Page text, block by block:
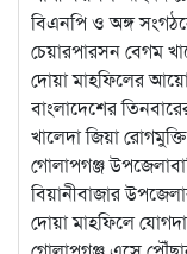
বিএনপি ও অঙ্গ
চেয়ারপারসন বেগম
দোয়া মাহফিলের
বাংলাদেশের
খালেদা জিয়া
গোলাপগঞ্জ
বিয়ানীবাজার
দোয়া মাহফিলে